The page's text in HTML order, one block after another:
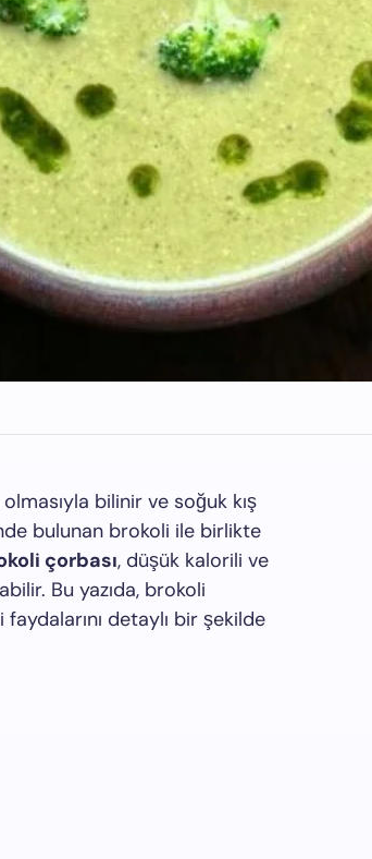
bilinir ve soğuk kış
bulunan brokoli ile birlikte
çorbası, düşük kalorili ve
Bu yazıda, brokoli
detaylı bir şekilde